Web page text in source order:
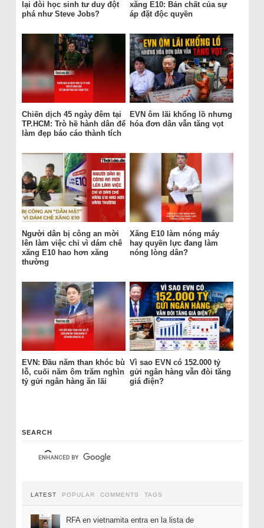
lại đòi học sinh tư duy đột
phá như Steve Jobs?
xăng E10: Bản chất của sự
áp đặt độc quyền
Chiến dịch 45 ngày đêm tại
TP.HCM: Trò hề hành dân để
làm đẹp báo cáo thành tích
EVN ôm lãi khổng lồ nhưng
hóa đơn dân vẫn tăng vọt
Người dân bị công an mời
lên làm việc chỉ vì dám chê
xăng E10 hao hơn xăng
thường
Xăng E10 làm nóng máy
hay quyền lực đang làm
nóng lòng dân?
EVN: Đầu năm than khóc bù
lỗ, cuối năm ôm trăm nghìn
tỷ gửi ngân hàng ăn lãi
Vì sao EVN có 152.000 tỷ
gửi ngân hàng vẫn đòi tăng
giá điện?
SEARCH
LATEST POPULAR COMMENTS TAGS
RFA en vietnamita entra en la lista de